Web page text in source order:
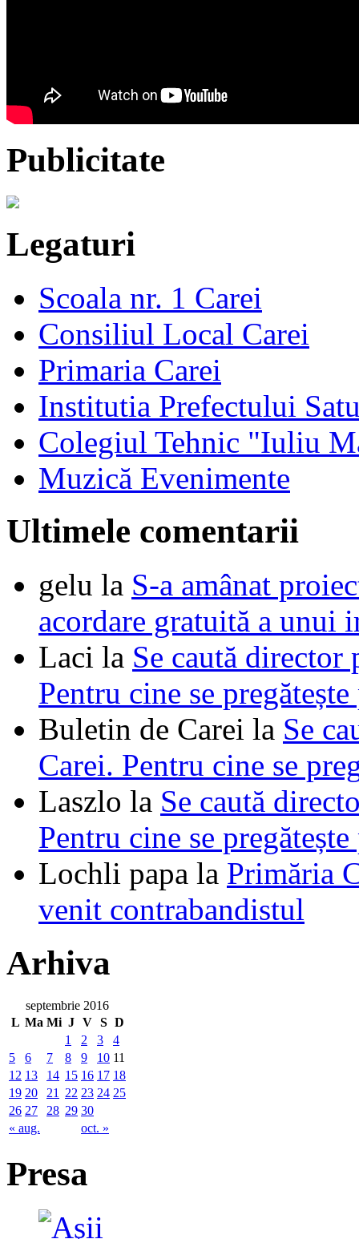
Publicitate
Legaturi
Scoala nr. 1 Carei
Consiliul Local Carei
Primaria Carei
Institutia Prefectului
Colegiul Tehnic "Iuliu
Muzică Evenimente
Ultimele comentarii
gelu la S-a amânat
acordare gratuită a unui
Laci la Se caută
Pentru cine se
Buletin de Carei la Se
Carei. Pentru cine se
Laszlo la Se caută
Pentru cine se
Lochli papa la Primăria
venit contrabandistul
Arhiva
septembrie 2016
L Ma Mi J V S D
« aug. oct. »
1 2 3
4
5
6 7 8 9 10 11
12 13 14 15 16 17 18
19 20 21 22 23 24 25
26 27 28 29 30
Presa